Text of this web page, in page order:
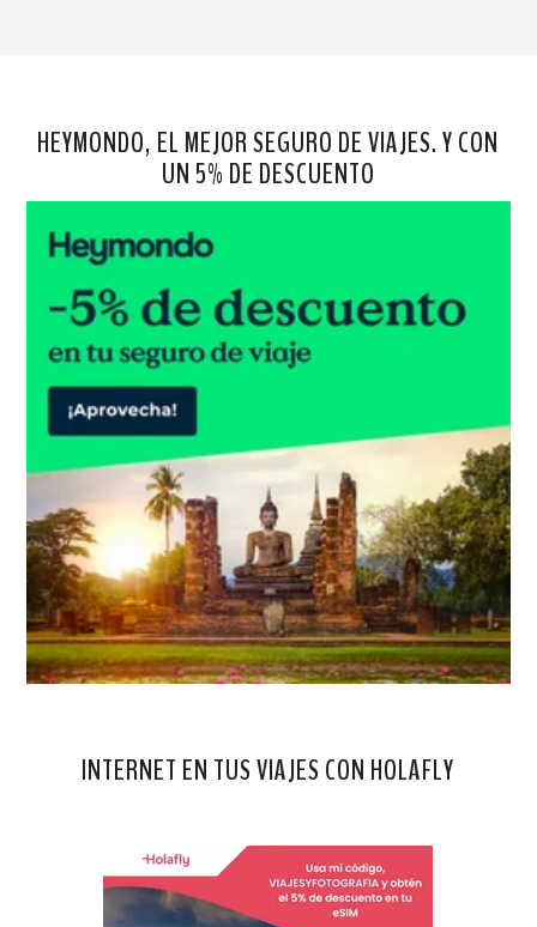
HEYMONDO, EL MEJOR SEGURO DE VIAJES. Y CON
UN 5% DE DESCUENTO
INTERNET EN TUS VIAJES CON HOLAFLY